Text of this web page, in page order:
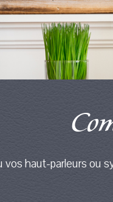
vos haut-parleurs ou